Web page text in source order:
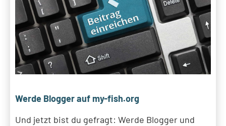
Werde Blogger auf my-fish.org
Und jetzt bist du gefragt: Werde Blogger und